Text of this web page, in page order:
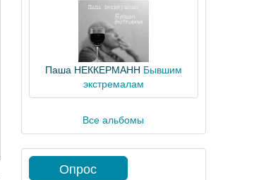
Паша НЕККЕРМАНН Бывшим
экстремалам
Все альбомы
Опрос